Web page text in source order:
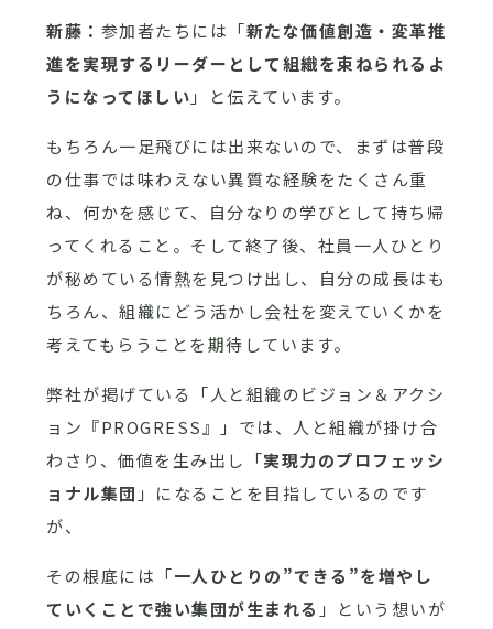
新藤： 参加者たちには「新たな価値創造・変革推
進を実現するリーダーとして組織を束ねられるよ
うになってほしい 」と伝えています。
もちろん一足飛びには出来ないので、まずは普段
の仕事では味わえない異質な経験をたくさん重
ね、何かを感じて、自分なりの学びとして持ち帰
ってくれること。そして終了後、社員一人ひとり
が秘めている情熱を見つけ出し、自分の成長はも
ちろん、組織にどう活かし会社を変えていくかを
考えてもらうことを期待しています。
弊社が掲げている「人と組織のビジョン＆アクシ
ョン『PROGRESS』」では、人と組織が掛け合
わさり、価値を生み出し「実現力のプロフェッシ
ョナル集団 」になることを目指しているのです
が、
その根底には「一人ひとりの”できる”を増やし
ていくことで強い集団が生まれる 」という想いが